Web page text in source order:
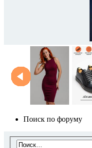
Поиск по форуму